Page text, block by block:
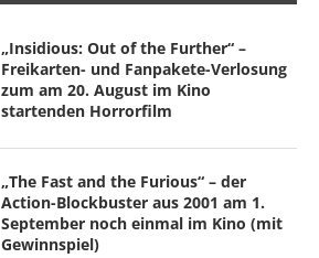
„Insidious: Out of the Further“ –
Freikarten- und Fanpakete-Verlosung
zum am 20. August im Kino
startenden Horrorfilm
„The Fast and the Furious“ – der
Action-Blockbuster aus 2001 am 1.
September noch einmal im Kino (mit
Gewinnspiel)